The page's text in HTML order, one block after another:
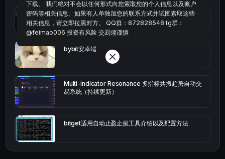
okx的短线量化的免费版本
bybit安卓端
Multi-indicator Resonance 多指标共振趋势自动交
易系统（持续更新）
bitget适用自动止盈止损工具介绍以及配置方法
下载。 我们绝对不会以任何形式向您索取您的个人信息以及账户
密码等相关信息。如果有人单独加您的联系方式并试图索取这些
相关信息，请立即拉黑对方。 QQ群：872828548 tg群：
@feimao006 投资有风险 交易须谨慎